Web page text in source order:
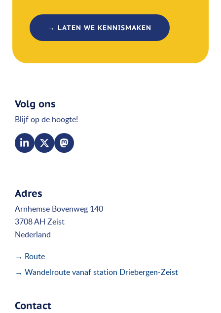
→ LATEN WE KENNISMAKEN
Volg ons
Blijf op de hoogte!
Adres
Arnhemse Bovenweg 140
3708 AH Zeist
Nederland
→ Route
→ Wandelroute vanaf station Driebergen-Zeist
Contact